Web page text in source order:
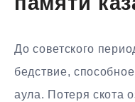
памяти
До советского
бедствие,
аула. Потеря скота